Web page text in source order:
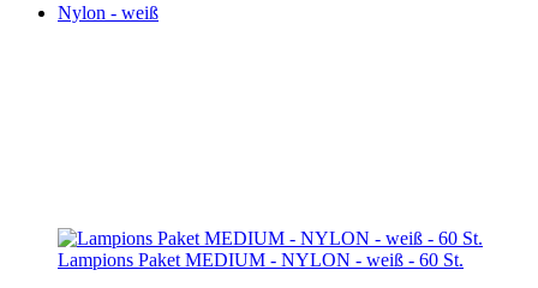
Nylon - weiß
Lampions Paket MEDIUM - NYLON - weiß - 60 St.